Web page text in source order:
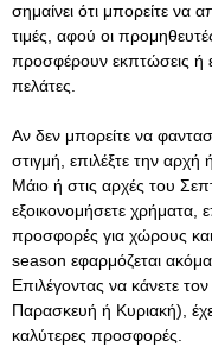
σημαίνει ότι μπορείτε
τιμές, αφού οι
προσφέρουν εκπτώσεις ή
πελάτες.
Αν δεν μπορείτε να
στιγμή, επιλέξτε την
Μάιο ή στις αρχές του
εξοικονομήσετε χρήματα,
προσφορές για χώρους
season εφαρμόζεται
Επιλέγοντας να κάνετε τον
Παρασκευή ή Κυριακή),
καλύτερες προσφορές.